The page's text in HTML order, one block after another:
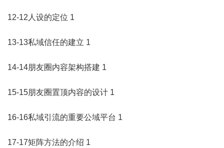
12-12人设的定位 1
13-13私域信任的建立 1
14-14朋友圈内容架构搭建 1
15-15朋友圈置顶内容的设计 1
16-16私域引流的重要公域平台 1
17-17矩阵方法的介绍 1